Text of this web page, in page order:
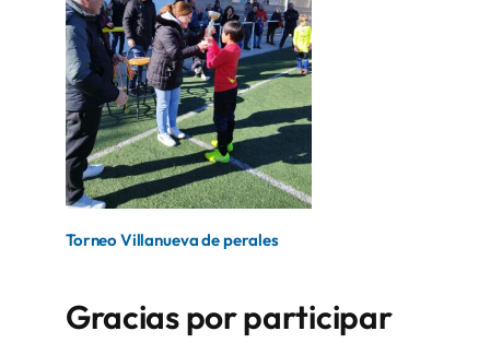
Torneo Villanueva de perales
Gracias por participar